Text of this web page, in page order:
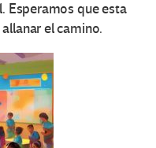
Esperamos que esta
el camino.